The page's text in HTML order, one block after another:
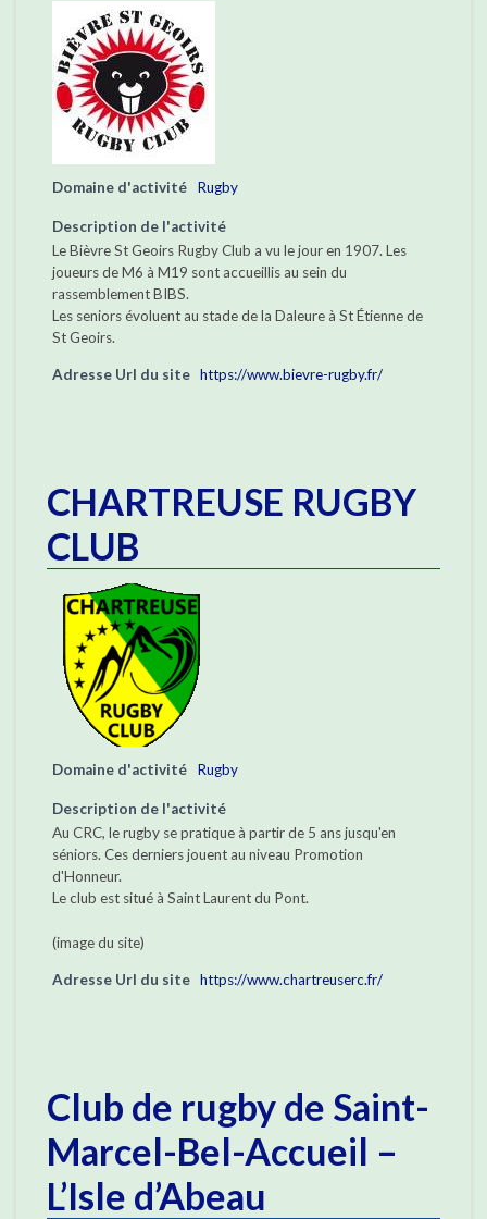
Domaine d'activité Rugby
Description de l'activité
Le Bièvre St Geoirs Rugby Club a vu le jour en 1907. Les
joueurs de M6 à M19 sont accueillis au sein du
rassemblement BIBS.
Les seniors évoluent au stade de la Daleure à St Étienne de
St Geoirs.
Adresse Url du site https://www.bievre-rugby.fr/
CHARTREUSE RUGBY
CLUB
Domaine d'activité Rugby
Description de l'activité
Au CRC, le rugby se pratique à partir de 5 ans jusqu'en
séniors. Ces derniers jouent au niveau Promotion
d'Honneur.
Le club est situé à Saint Laurent du Pont.
(image du site)
Adresse Url du site https://www.chartreuserc.fr/
Club de rugby de Saint-
Marcel-Bel-Accueil –
L’Isle d’Abeau